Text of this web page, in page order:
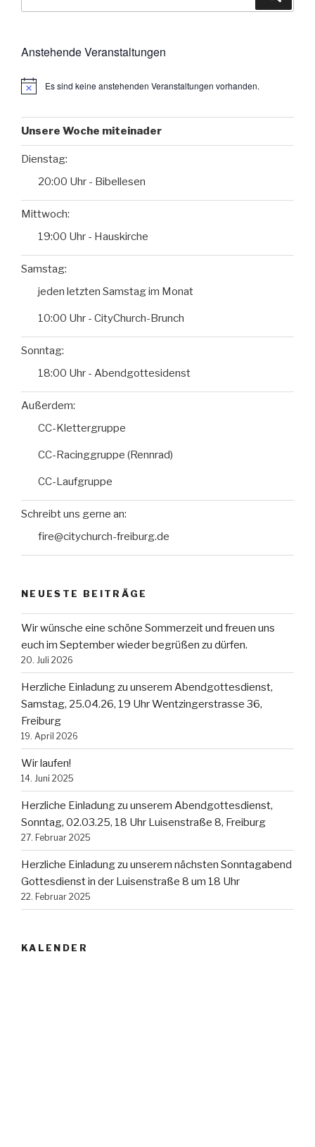
Anstehende Veranstaltungen
Es sind keine anstehenden Veranstaltungen vorhanden.
Unsere Woche miteinader
Dienstag:
20:00 Uhr - Bibellesen
Mittwoch:
19:00 Uhr - Hauskirche
Samstag:
jeden letzten Samstag im Monat
10:00 Uhr - CityChurch-Brunch
Sonntag:
18:00 Uhr - Abendgottesidenst
Außerdem:
CC-Klettergruppe
CC-Racinggruppe (Rennrad)
CC-Laufgruppe
Schreibt uns gerne an:
fire@citychurch-freiburg.de
NEUESTE BEITRÄGE
Wir wünsche eine schöne Sommerzeit und freuen uns
euch im September wieder begrüßen zu dürfen.
20. Juli 2026
Herzliche Einladung zu unserem Abendgottesdienst,
Samstag, 25.04.26, 19 Uhr Wentzingerstrasse 36,
Freiburg
19. April 2026
Wir laufen!
14. Juni 2025
Herzliche Einladung zu unserem Abendgottesdienst,
Sonntag, 02.03.25, 18 Uhr Luisenstraße 8, Freiburg
27. Februar 2025
Herzliche Einladung zu unserem nächsten Sonntagabend
Gottesdienst in der Luisenstraße 8 um 18 Uhr
22. Februar 2025
KALENDER